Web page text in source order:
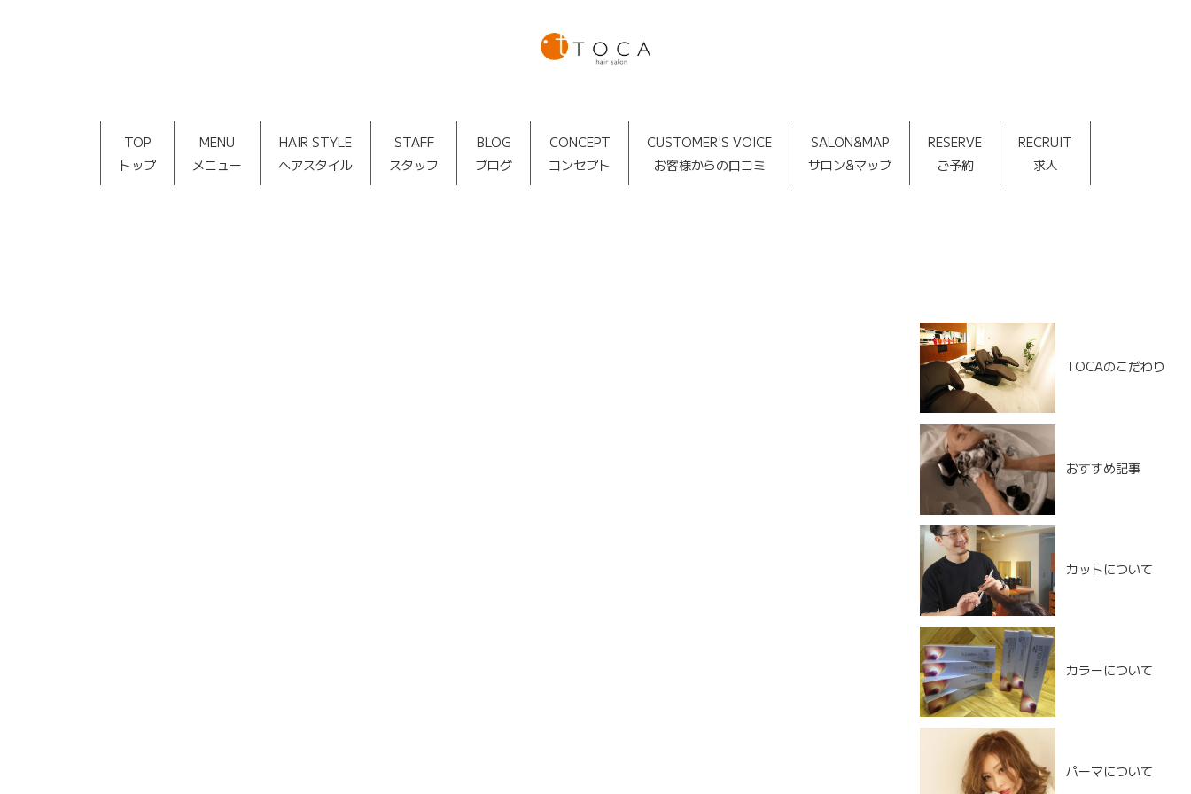
TOP
トップ
MENU
メニュー
HAIR STYLE
ヘアスタイル
STAFF
スタッフ
BLOG
ブログ
CONCEPT
コンセプト
CUSTOMER'S VOICE
お客様からの口コミ
SALON&MAP
サロン&マップ
RESERVE
ご予約
RECRUIT
求人
TOCAのこだわり
おすすめ記事
カットについて
カラーについて
パーマについて